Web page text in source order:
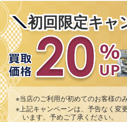
初回限定キャ
※当店のご利用が初めてのお客様の
※上記キャンペーンは、予告なく変
います。予めご了承ください。